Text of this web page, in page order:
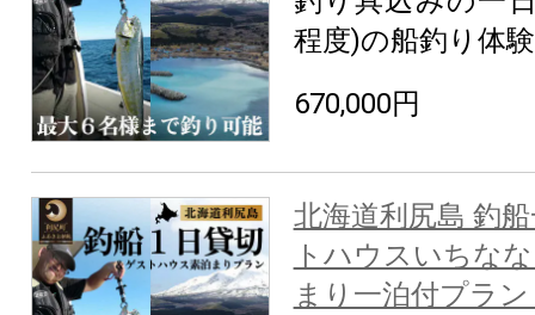
程度)の船釣り体
670,000円
北海道利尻島 釣
トハウスいちな
まり一泊付プラ